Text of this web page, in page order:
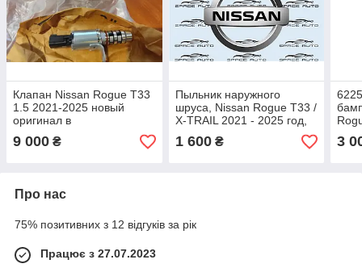
Клапан Nissan Rogue T33
1.5 2021-2025 новый
оригинал в
наличии 150316RC0A
9 000 ₴
Пыльник наружного
шруса, Nissan Rogue T33 /
X-TRAIL 2021 - 2025 год,
новый аналог,
C924A4BA1A
1 600₴ 3
Про нас
75% позитивних з 12 відгуків за рік
Працює з 27.07.2023